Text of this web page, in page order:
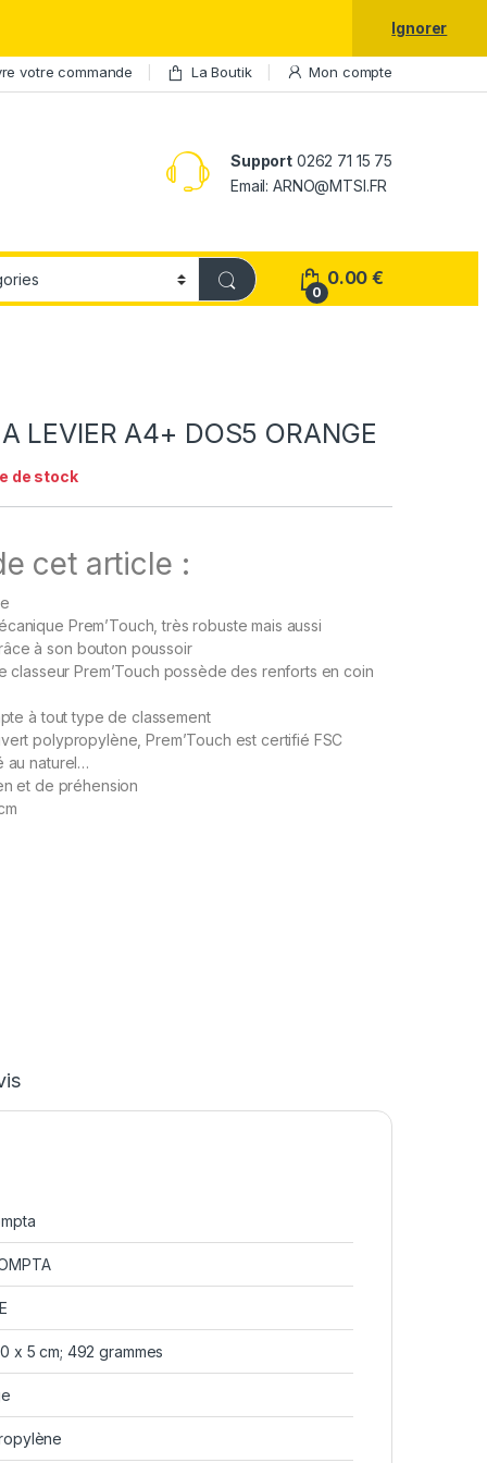
votre commande La Boutik Mon compte
Support0262 71 15 75
Email: ARNO@MTSI.FR
0
0.00€
LEVIER A4+ DOS5 ORANGE
de stock
cet article :
Prem’Touch, très robuste mais aussi
à son bouton poussoir
classeur Prem’Touch possède des renforts en coin
à tout type de classement
polypropylène, Prem’Touch est certifié FSC
au naturel…
et de préhension
x 5 cm; 492 grammes
Ignorer